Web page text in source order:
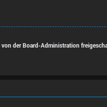
der Board-Administration